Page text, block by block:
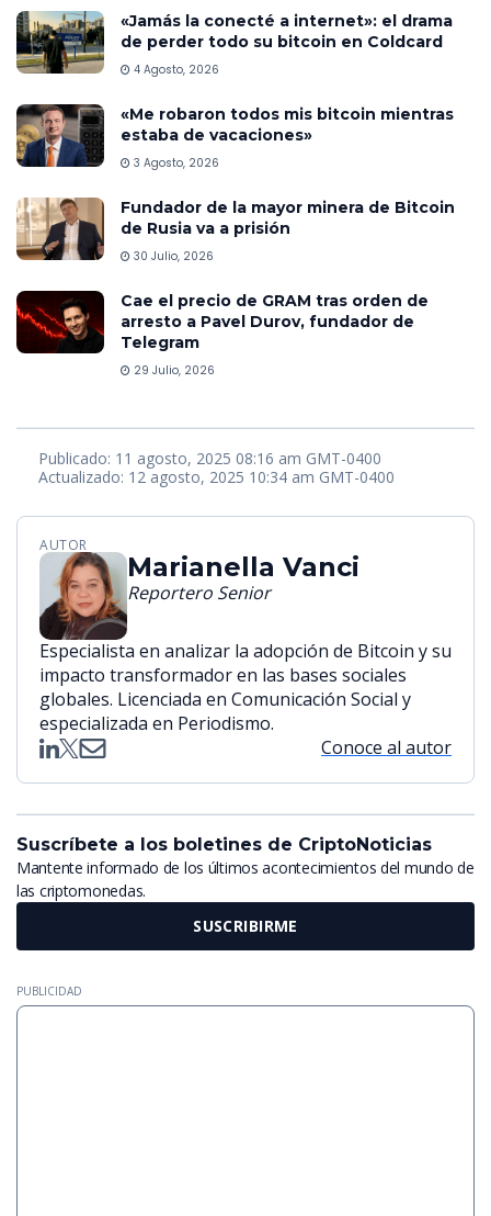
«Jamás la conecté a internet»: el drama
de perder todo su bitcoin en Coldcard
4 Agosto, 2026
«Me robaron todos mis bitcoin mientras
estaba de vacaciones»
3 Agosto, 2026
Fundador de la mayor minera de Bitcoin
de Rusia va a prisión
30 Julio, 2026
Cae el precio de GRAM tras orden de
arresto a Pavel Durov, fundador de
Telegram
29 Julio, 2026
Publicado: 11 agosto, 2025 08:16 am GMT-0400
Actualizado: 12 agosto, 2025 10:34 am GMT-0400
AUTOR
Marianella Vanci
Reportero Senior
Especialista en analizar la adopción de Bitcoin y su
impacto transformador en las bases sociales
globales. Licenciada en Comunicación Social y
especializada en Periodismo.
Conoce al autor
Suscríbete a los boletines de CriptoNoticias
Mantente informado de los últimos acontecimientos del mundo de
las criptomonedas.
SUSCRIBIRME
PUBLICIDAD